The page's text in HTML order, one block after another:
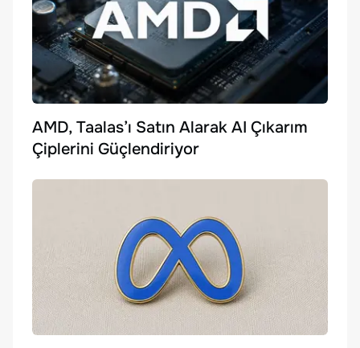
AMD, Taalas’ı Satın Alarak AI Çıkarım
Çiplerini Güçlendiriyor